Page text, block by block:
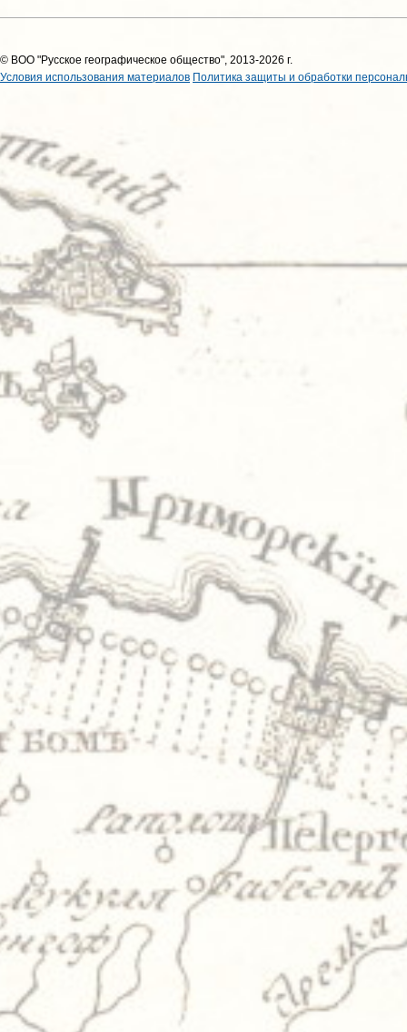
© ВОО "Русское географическое общество", 2013-2026 г.
Условия использования материалов Политика защиты и обработки